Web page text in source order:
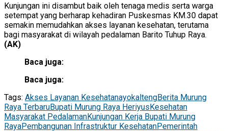
Kunjungan ini disambut baik oleh tenaga medis serta warga
setempat yang berharap kehadiran Puskesmas KM.30 dapat
semakin memudahkan akses layanan kesehatan, terutama
bagi masyarakat di wilayah pedalaman Barito Tuhup Raya.
(AK)
Baca juga:
Baca juga:
Tags: Akses Layanan KesehatanayokaltengBerita Murung
Raya TerbaruBupati Murung Raya HeriyusKesehatan
Masyarakat PedalamanKunjungan Kerja Bupati Murung
RayaPembangunan Infrastruktur KesehatanPemerintah